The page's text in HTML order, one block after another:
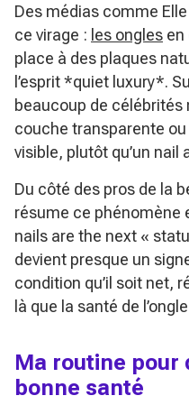
Des médias comme Elle
ce virage : les ongles en
place à des plaques
l’esprit *quiet luxury*.
beaucoup de célébrités
couche transparente
visible, plutôt qu’un nail
Du côté des pros de la
résume ce phénomène
nails are the next «
devient presque un
condition qu’il soit net,
là que la santé de
Ma routine pour
bonne santé